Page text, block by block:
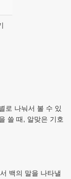
로 나눠서 볼 수 있
쓸 때, 알맞은 기호
백의 말을 나타낼